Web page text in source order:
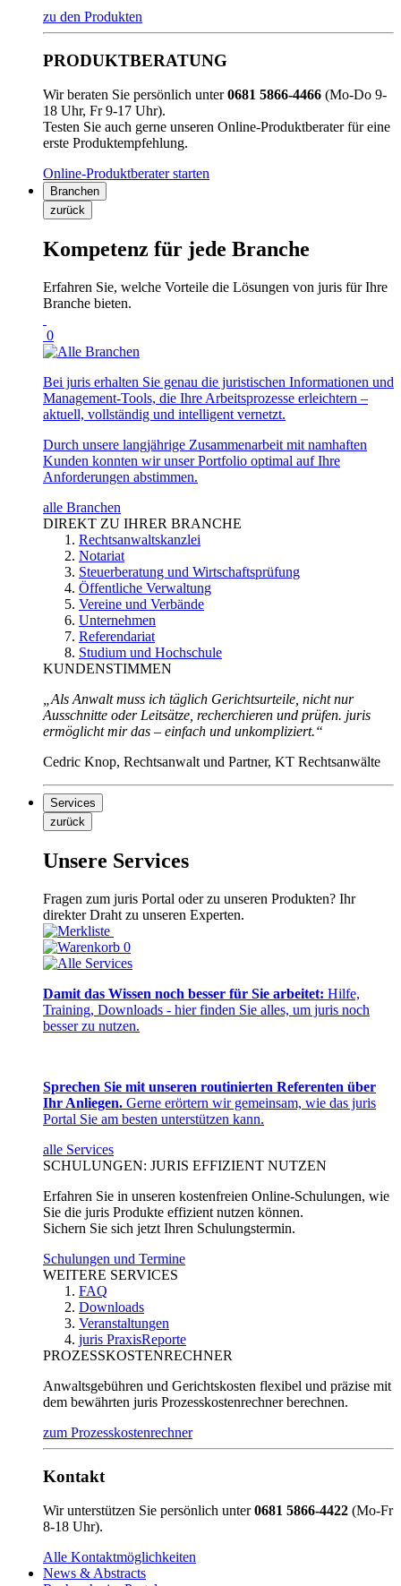
zu den Produkten
PRODUKTBERATUNG
Wir beraten Sie persönlich unter0681 5866-4466 (Mo-Do 9-
18 Uhr, Fr 9-17 Uhr).
Testen Sie auch gerne unseren Online-Produktberater für eine
erste Produktempfehlung.
Online-Produktberater starten
Branchen
zurück
Kompetenz für jede Branche
Erfahren Sie, welche Vorteile die Lösungen von juris für Ihre
Branche bieten.
0
Bei juris erhalten Sie genau die juristischen Informationen und
Management-Tools, die Ihre Arbeitsprozesse erleichtern –
aktuell, vollständig und intelligent vernetzt.
Durch unsere langjährige Zusammenarbeit mit namhaften
Kunden konnten wir unser Portfolio optimal auf Ihre
Anforderungen abstimmen.
alle Branchen
DIREKT ZU IHRER BRANCHE
Rechtsanwaltskanzlei
Notariat
Steuerberatung und Wirtschaftsprüfung
Öffentliche Verwaltung
Vereine und Verbände
Unternehmen
Referendariat
Studium und Hochschule
KUNDENSTIMMEN
„Als Anwalt muss ich täglich Gerichtsurteile, nicht nur
Ausschnitte oder Leitsätze, recherchieren und prüfen. juris
ermöglicht mir das – einfach und unkompliziert.“
Cedric Knop, Rechtsanwalt und Partner, KT Rechtsanwälte
Services
zurück
Unsere Services
Fragen zum juris Portal oder zu unseren Produkten? Ihr
direkter Draht zu unseren Experten.
0
Damit das Wissen noch besser für Sie arbeitet: Hilfe,
Training, Downloads - hier finden Sie alles, um juris noch
besser zu nutzen.
Sprechen Sie mit unseren routinierten Referenten über
Ihr Anliegen. Gerne erörtern wir gemeinsam, wie das juris
Portal Sie am besten unterstützen kann.
alle Services
SCHULUNGEN: JURIS EFFIZIENT NUTZEN
Erfahren Sie in unseren kostenfreien Online-Schulungen, wie
Sie die juris Produkte effizient nutzen können.
Sichern Sie sich jetzt Ihren Schulungstermin.
Schulungen und Termine
WEITERE SERVICES
FAQ
Downloads
Veranstaltungen
juris PraxisReporte
PROZESSKOSTENRECHNER
Anwaltsgebühren und Gerichtskosten flexibel und präzise mit
dem bewährten juris Prozesskostenrechner berechnen.
zum Prozesskostenrechner
Kontakt
Wir unterstützen Sie persönlich unter0681 5866-4422 (Mo-Fr
8-18 Uhr).
Alle Kontaktmöglichkeiten
News & Abstracts